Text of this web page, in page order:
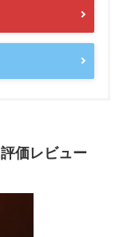
価レビュー